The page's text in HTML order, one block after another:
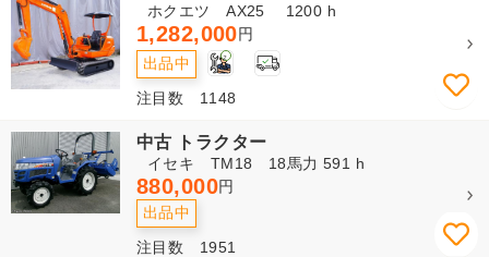
ホクエツ AX25 1200 h
1,282,000円
出品中 2
注目数 1148
中古 トラクター
イセキ TM18 18馬力 591 h
880,000円
出品中
注目数 1951